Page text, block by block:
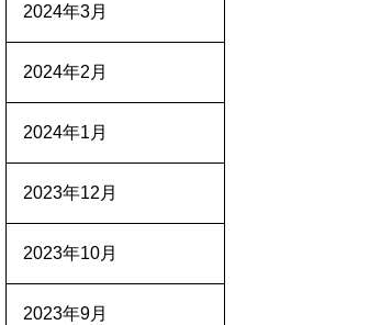
2024年3月
2024年2月
2024年1月
2023年12月
2023年10月
2023年9月